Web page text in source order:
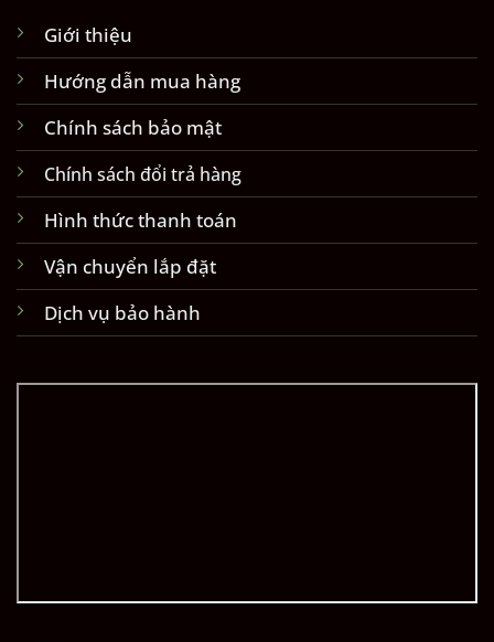
Giới thiệu
Hướng dẫn mua hàng
Chính sách bảo mật
Chính sách đổi trả hàng
Hình thức thanh toán
Vận chuyển lắp đặt
Dịch vụ bảo hành